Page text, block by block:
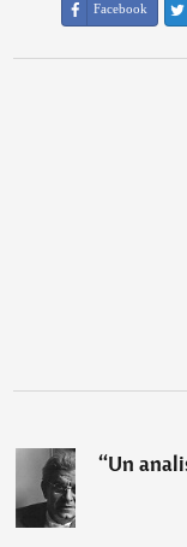
Facebook
“Un